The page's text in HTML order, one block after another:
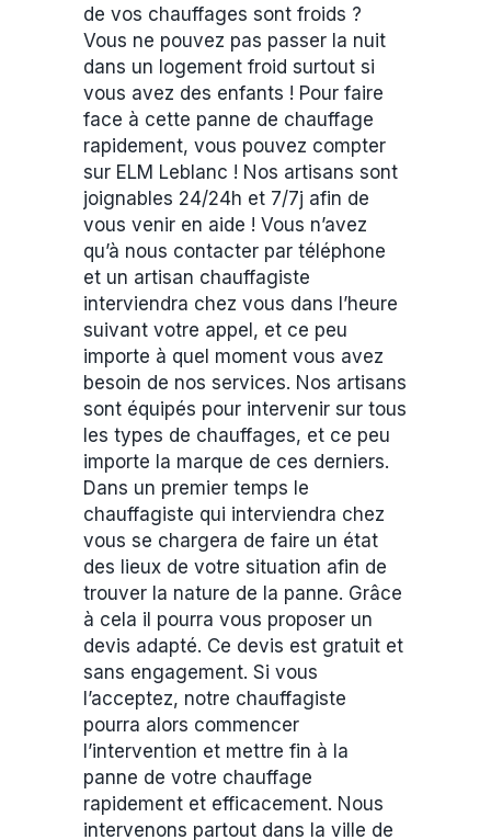
de vos chauffages sont froids ?
Vous ne pouvez pas passer la nuit
dans un logement froid surtout si
vous avez des enfants ! Pour faire
face à cette panne de chauffage
rapidement, vous pouvez compter
sur ELM Leblanc ! Nos artisans sont
joignables 24/24h et 7/7j afin de
vous venir en aide ! Vous n’avez
qu’à nous contacter par téléphone
et un artisan chauffagiste
interviendra chez vous dans l’heure
suivant votre appel, et ce peu
importe à quel moment vous avez
besoin de nos services. Nos artisans
sont équipés pour intervenir sur tous
les types de chauffages, et ce peu
importe la marque de ces derniers.
Dans un premier temps le
chauffagiste qui interviendra chez
vous se chargera de faire un état
des lieux de votre situation afin de
trouver la nature de la panne. Grâce
à cela il pourra vous proposer un
devis adapté. Ce devis est gratuit et
sans engagement. Si vous
l’acceptez, notre chauffagiste
pourra alors commencer
l’intervention et mettre fin à la
panne de votre chauffage
rapidement et efficacement. Nous
intervenons partout dans la ville de